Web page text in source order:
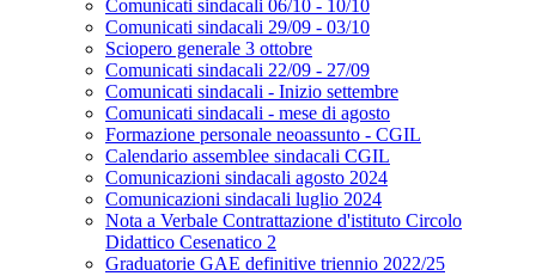
Comunicati sindacali 06/10 - 10/10
Comunicati sindacali 29/09 - 03/10
Sciopero generale 3 ottobre
Comunicati sindacali 22/09 - 27/09
Comunicati sindacali - Inizio settembre
Comunicati sindacali - mese di agosto
Formazione personale neoassunto - CGIL
Calendario assemblee sindacali CGIL
Comunicazioni sindacali agosto 2024
Comunicazioni sindacali luglio 2024
Nota a Verbale Contrattazione d'istituto Circolo
Didattico Cesenatico 2
Graduatorie GAE definitive triennio 2022/25